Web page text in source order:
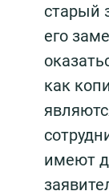
старый
его
как
имеют